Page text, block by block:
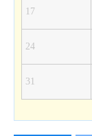
17
24
31